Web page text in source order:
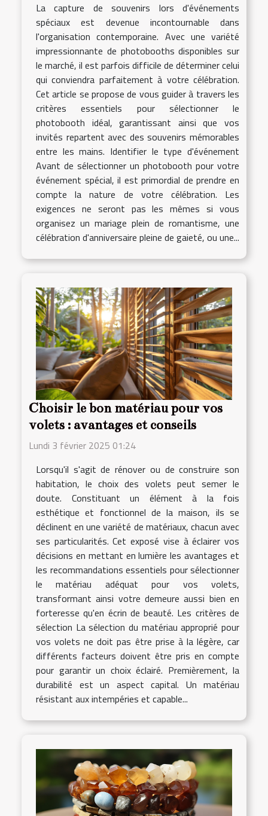
La capture de souvenirs lors d'événements
spéciaux est devenue incontournable dans
l'organisation contemporaine. Avec une variété
impressionnante de photobooths disponibles sur
le marché, il est parfois difficile de déterminer celui
qui conviendra parfaitement à votre célébration.
Cet article se propose de vous guider à travers les
critères essentiels pour sélectionner le
photobooth idéal, garantissant ainsi que vos
invités repartent avec des souvenirs mémorables
entre les mains. Identifier le type d'événement
Avant de sélectionner un photobooth pour votre
événement spécial, il est primordial de prendre en
compte la nature de votre célébration. Les
exigences ne seront pas les mêmes si vous
organisez un mariage plein de romantisme, une
célébration d'anniversaire pleine de gaieté, ou une...
Choisir le bon matériau pour vos
volets : avantages et conseils
Lundi 3 février 2025 01:24
Lorsqu'il s'agit de rénover ou de construire son
habitation, le choix des volets peut semer le
doute. Constituant un élément à la fois
esthétique et fonctionnel de la maison, ils se
déclinent en une variété de matériaux, chacun avec
ses particularités. Cet exposé vise à éclairer vos
décisions en mettant en lumière les avantages et
les recommandations essentiels pour sélectionner
le matériau adéquat pour vos volets,
transformant ainsi votre demeure aussi bien en
forteresse qu'en écrin de beauté. Les critères de
sélection La sélection du matériau approprié pour
vos volets ne doit pas être prise à la légère, car
différents facteurs doivent être pris en compte
pour garantir un choix éclairé. Premièrement, la
durabilité est un aspect capital. Un matériau
résistant aux intempéries et capable...